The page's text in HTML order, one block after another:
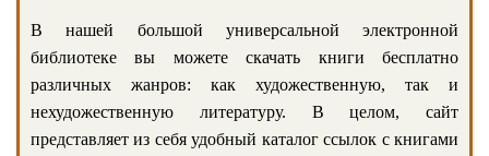
В нашей большой универсальной электронной
библиотеке вы можете скачать книги бесплатно
различных жанров: как художественную, так и
нехудожественную литературу. В целом, сайт
представляет из себя удобный каталог ссылок с книгами